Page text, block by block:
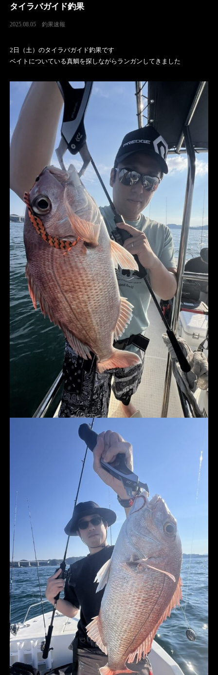
タイラバガイド釣果
2025.08.05 釣果速報
2日（土）のタイラバガイド釣果です
ベイトについている真鯛を探しながらランガンしてきました